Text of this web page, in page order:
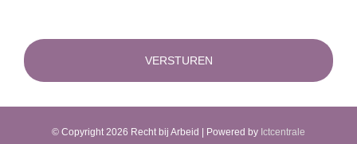
© Copyright2026 Recht bij Arbeid | Powered by Ictcentrale